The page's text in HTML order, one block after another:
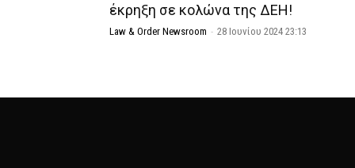
έκρηξη σε κολώνα της ΔΕΗ!
Law & Order Newsroom - 28 Ιουνίου 2024 23:13